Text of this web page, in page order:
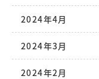
2024年4月
2024年3月
2024年2月